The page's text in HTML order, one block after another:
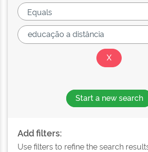
Start a new search
Add filters:
Use filters to refine the search